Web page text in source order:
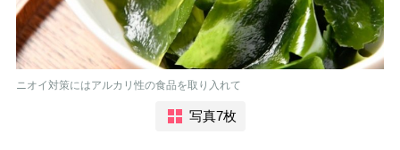
ニオイ対策にはアルカリ性の食品を取り入れて
写真7枚